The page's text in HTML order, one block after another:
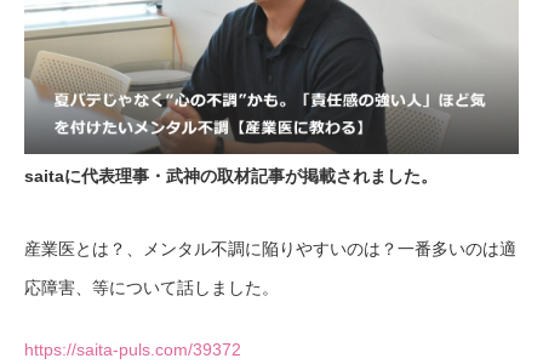
saitaに代表理事・武神の取材記事が掲載されました。
産業医とは？、メンタル不調に陥りやすいのは？一番多いのは適
応障害、等について話しました。
https://saita-puls.com/39372